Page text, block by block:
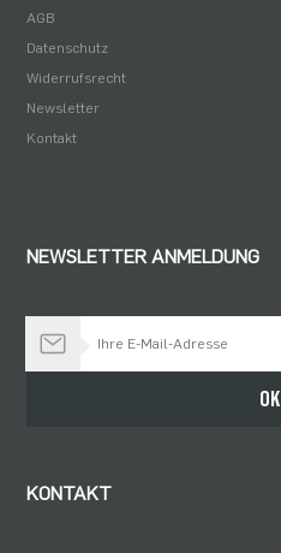
AGB
Datenschutz
Widerrufsrecht
Newsletter
Kontakt
NEWSLETTER ANMELDUNG
OK
KONTAKT